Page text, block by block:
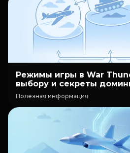
Режимы игры в War
выбору и секреты
Полезная информация